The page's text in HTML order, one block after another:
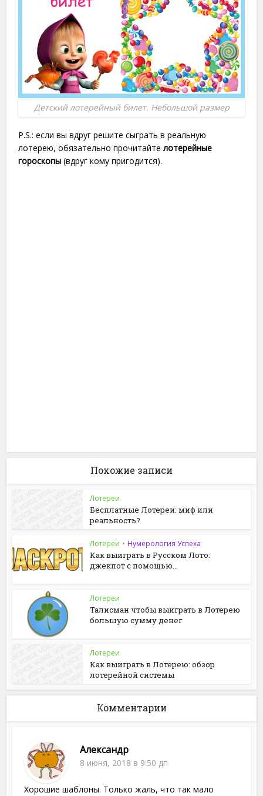
Детский лотерейный билет. Небольшой размер
P.S.: если вы вдруг решите сыграть в реальную
лотерею, обязательно прочитайтелотерейные
гороскопы (вдруг кому пригодится).
Похожие записи
Лотереи
Бесплатные Лотереи: миф или
реальность?
Лотереи • Нумерология Успеха
Как выиграть в Русском Лото:
джекпот с помощью...
Лотереи
Талисман чтобы выиграть в Лотерею
большую сумму денег
Лотереи
Как выиграть в Лотерею: обзор
лотерейной системы
Комментарии
Александр
8 июня, 2018 в 9:50 дп
Хорошие шаблоны. Только жаль, что так мало